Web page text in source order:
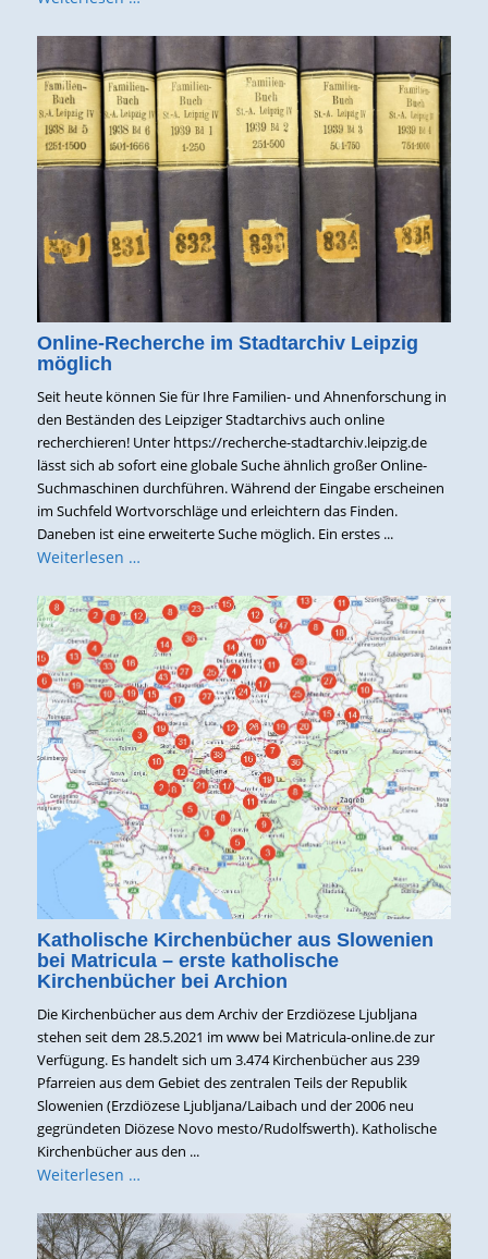
Online-Recherche im Stadtarchiv Leipzig
möglich
Seit heute können Sie für Ihre Familien- und Ahnenforschung in
den Beständen des Leipziger Stadtarchivs auch online
recherchieren! Unter https://recherche-stadtarchiv.leipzig.de
lässt sich ab sofort eine globale Suche ähnlich großer Online-
Suchmaschinen durchführen. Während der Eingabe erscheinen
im Suchfeld Wortvorschläge und erleichtern das Finden.
Daneben ist eine erweiterte Suche möglich. Ein erstes ...
Weiterlesen …
Katholische Kirchenbücher aus Slowenien
bei Matricula – erste katholische
Kirchenbücher bei Archion
Die Kirchenbücher aus dem Archiv der Erzdiözese Ljubljana
stehen seit dem 28.5.2021 im www bei Matricula-online.de zur
Verfügung. Es handelt sich um 3.474 Kirchenbücher aus 239
Pfarreien aus dem Gebiet des zentralen Teils der Republik
Slowenien (Erzdiözese Ljubljana/Laibach und der 2006 neu
gegründeten Diözese Novo mesto/Rudolfswerth). Katholische
Kirchenbücher aus den ...
Weiterlesen …